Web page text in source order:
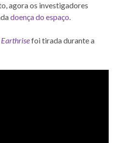
agora os investigadores
doença do espaço.
Earthrisefoi tirada durante a